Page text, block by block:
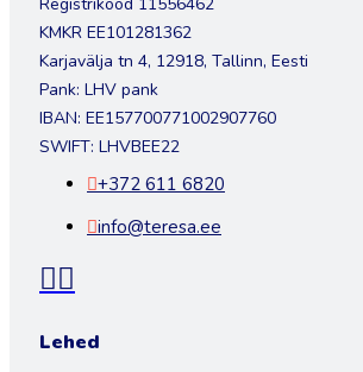
product
page
KMKR EE101281362
Karjavälja tn 4, 12918, Tallinn, Eesti
Pank: LHV pank
IBAN: EE157700771002907760
SWIFT: LHVBEE22
+372 611 6820
info@teresa.ee
Lehed